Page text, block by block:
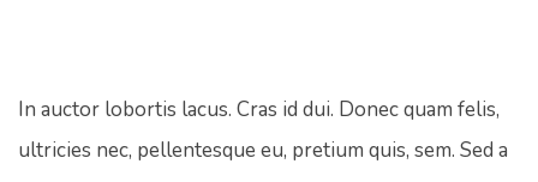
In auctor lobortis lacus. Cras id dui. Donec quam felis,
ultricies nec, pellentesque eu, pretium quis, sem. Sed a